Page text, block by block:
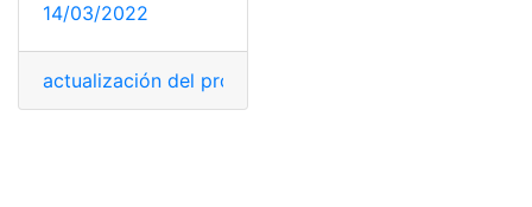
14/03/2022
actualización del proyecto